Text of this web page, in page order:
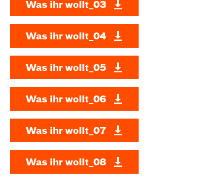
Was ihr wollt_03
Was ihr wollt_04
Was ihr wollt_05
Was ihr wollt_06
Was ihr wollt_07
Was ihr wollt_08